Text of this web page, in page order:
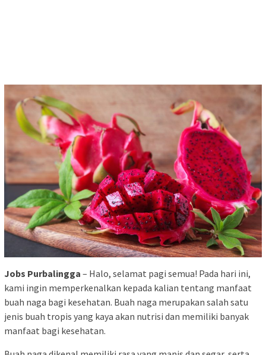
Jobs Purbalingga – Halo, selamat pagi semua! Pada hari ini,
kami ingin memperkenalkan kepada kalian tentang manfaat
buah naga bagi kesehatan. Buah naga merupakan salah satu
jenis buah tropis yang kaya akan nutrisi dan memiliki banyak
manfaat bagi kesehatan.